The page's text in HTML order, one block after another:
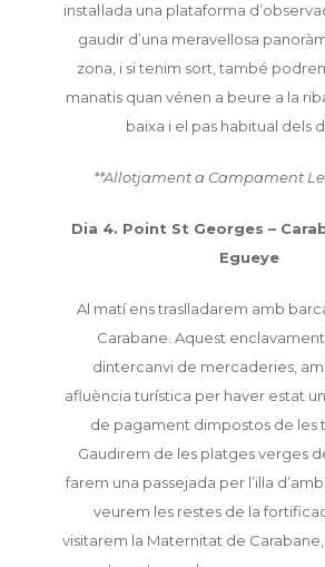
instal·lada una plataforma
gaudir d’una meravellosa
zona, i si tenim sort, també
manatis quan vénen a beure a la
baixa i el pas habitual dels
**Allotjament a Campament
Dia 4. Point St Georges –
Egueye
Al matí ens traslladarem amb
Carabane. Aquest
dintercanvi de mercaderies,
afluència turística per haver estat
de pagament dimpostos de les
Gaudirem de les platges verges
farem una passejada per l’illa
veurem les restes de la
visitarem la Maternitat de